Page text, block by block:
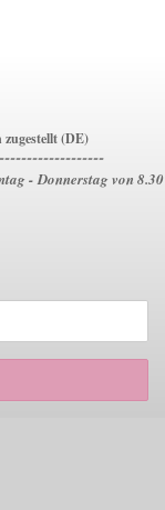
zugestellt (DE)
- Donnerstag von 8.30